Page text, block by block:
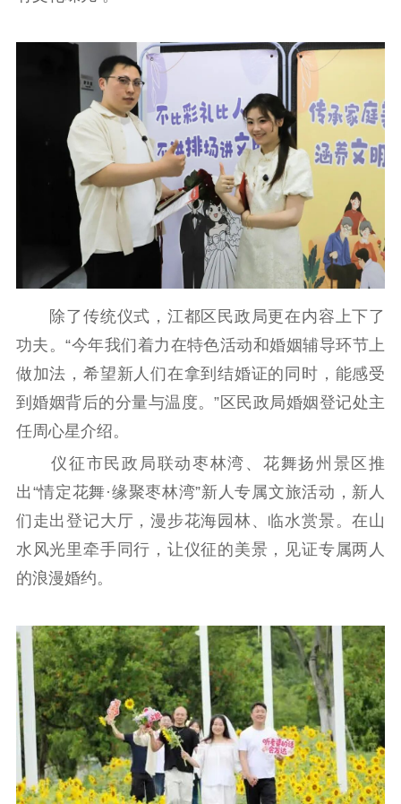
除了传统仪式，江都区民政局更在内容上下了
功夫。“今年我们着力在特色活动和婚姻辅导环节上
做加法，希望新人们在拿到结婚证的同时，能感受
到婚姻背后的分量与温度。”区民政局婚姻登记处主
任周心星介绍。
仪征市民政局联动枣林湾、花舞扬州景区推
出“情定花舞·缘聚枣林湾”新人专属文旅活动，新人
们走出登记大厅，漫步花海园林、临水赏景。在山
水风光里牵手同行，让仪征的美景，见证专属两人
的浪漫婚约。